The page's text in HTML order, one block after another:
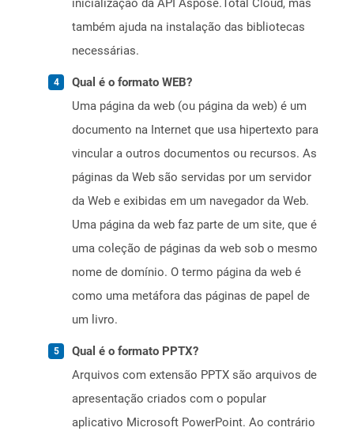
inicialização da API Aspose.Total Cloud, mas
também ajuda na instalação das bibliotecas
necessárias.
Qual é o formato WEB?
Uma página da web (ou página da web) é um
documento na Internet que usa hipertexto para
vincular a outros documentos ou recursos. As
páginas da Web são servidas por um servidor
da Web e exibidas em um navegador da Web.
Uma página da web faz parte de um site, que é
uma coleção de páginas da web sob o mesmo
nome de domínio. O termo página da web é
como uma metáfora das páginas de papel de
um livro.
Qual é o formato PPTX?
Arquivos com extensão PPTX são arquivos de
apresentação criados com o popular
aplicativo Microsoft PowerPoint. Ao contrário